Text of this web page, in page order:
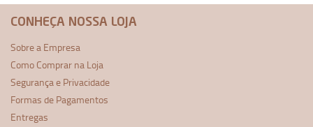
CONHEÇA NOSSA LOJA
Sobre a Empresa
Como Comprar na Loja
Segurança e Privacidade
Formas de Pagamentos
Entregas